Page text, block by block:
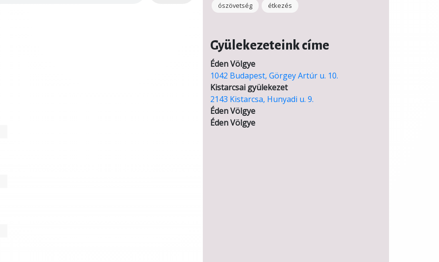
ószövetség
étkezés
Gyülekezeteink címe
Éden Völgye
1042 Budapest, Görgey Artúr u. 10.
Kistarcsai gyülekezet
2143 Kistarcsa, Hunyadi u. 9.
Éden Völgye
Éden Völgye